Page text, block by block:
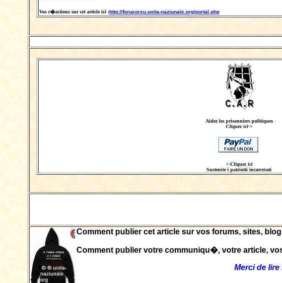
Vos r�actions sur cet article ici :http://forucorsu.unita-naziunale.org/portal.php
Aidez les prisonniers politiques
Cliquez ici->
<-Cliquez ici
Sustenite i patriotti incarcerati
Comment publier cet article sur vos forums, sites,
Comment publier votre communiqu�, votre article,
Merci de lire